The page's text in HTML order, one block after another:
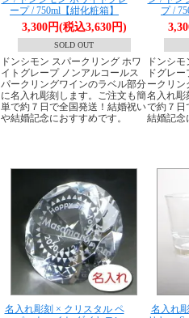
ープ / 750ml【紺化粧箱】
3,300円(税込3,630円)
SOLD OUT
ドンシモン スパークリング ホワ
イトグレープ ノンアルコールス
パークリングワインのラベル部分
に名入れ彫刻します。ご注文も簡
単で約７日で全国発送！結婚祝い
や結婚記念におすすめです。
プ /
ドンシ
ドグレ
ークリン
名入れ彫
で約７日
結婚記念
名入れ彫刻 × クリスタル ペ
名入れ